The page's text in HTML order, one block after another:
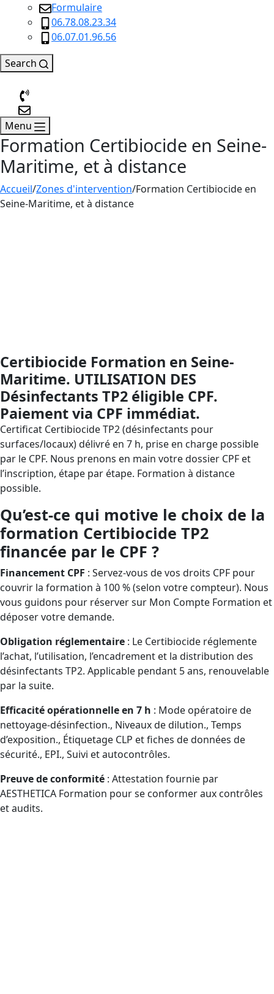
Formulaire
06.78.08.23.34
06.07.01.96.56
Search
Menu
Formation Certibiocide en Seine-
Maritime, et à distance
Accueil/Zones d'intervention/Formation Certibiocide en
Seine-Maritime, et à distance
Certibiocide Formation en Seine-
Maritime. UTILISATION DES
Désinfectants TP2 éligible CPF.
Paiement via CPF immédiat.
Certificat Certibiocide TP2 (désinfectants pour
surfaces/locaux) délivré en 7 h, prise en charge possible
par le CPF. Nous prenons en main votre dossier CPF et
l’inscription, étape par étape. Formation à distance
possible.
Qu’est-ce qui motive le choix de la
formation Certibiocide TP2
financée par le CPF ?
Financement CPF : Servez-vous de vos droits CPF pour
couvrir la formation à 100 % (selon votre compteur). Nous
vous guidons pour réserver sur Mon Compte Formation et
déposer votre demande.
Obligation réglementaire : Le Certibiocide réglemente
l’achat, l’utilisation, l’encadrement et la distribution des
désinfectants TP2. Applicable pendant 5 ans, renouvelable
par la suite.
Efficacité opérationnelle en 7 h : Mode opératoire de
nettoyage-désinfection., Niveaux de dilution., Temps
d’exposition., Étiquetage CLP et fiches de données de
sécurité., EPI., Suivi et autocontrôles.
Preuve de conformité : Attestation fournie par
AESTHETICA Formation pour se conformer aux contrôles
et audits.